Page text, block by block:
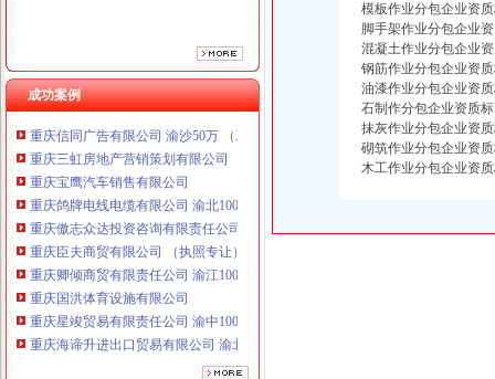
成功案例
重庆星竣贸易有限责任公司 渝中100万 （进出口权）
重庆海谛升进出口贸易有限公司 渝北100万 （进出口权）
重庆奕欣锦诚商贸有限公司 渝九50万 （工商注册）
重庆三虹房地产营销策划有限公司
重庆宝鹰汽车销售有限公司
重庆鸽牌电线电缆有限公司 渝北10010万 (进出口权)
重庆傲志众达投资咨询有限责任公司 渝九1000万 （增资）
重庆臣夫商贸有限公司 （执照专让）
重庆卿倾商贸有限责任公司 渝江100万 （工商注册）
重庆国洪体育设施有限公司
重庆星竣贸易有限责任公司 渝中100万 （进出口权）
重庆海谛升进出口贸易有限公司 渝北100万 （进出口权）
重庆奕欣锦诚商贸有限公司 渝九50万 （工商注册）
重庆信同广告有限公司 渝沙50万 （工商注册）
模板作业分包企业资
脚手架作业分包企业
混凝土作业分包企业
钢筋作业分包企业资
油漆作业分包企业资
石制作分包企业资质
抹灰作业分包企业资
砌筑作业分包企业资
木工作业分包企业资